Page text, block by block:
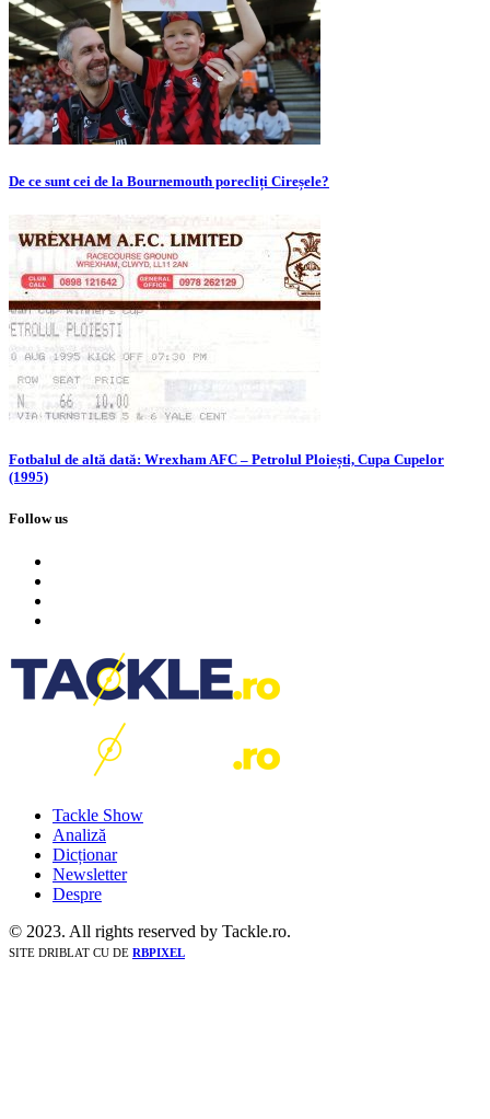
De ce sunt cei de la Bournemouth porecliți Cireșele?
Fotbalul de altă dată: Wrexham AFC – Petrolul Ploiești, Cupa Cupelor
(1995)
Follow us
Tackle Show
Analiză
Dicționar
Newsletter
Despre
© 2023. All rights reserved by Tackle.ro.
SITE DRIBLAT CU DE RBPIXEL